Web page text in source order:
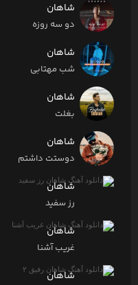
شاهان
دو سه روزه
شاهان
شب مهتابی
شاهان
بغلت
شاهان
دوستت داشتم
شاهان
رز سفید
شاهان
غریب آشنا
شاهان